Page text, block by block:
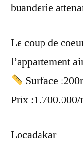
buanderie
Le coup de
l’appartement
Surface
Prix :1.700.000/
Locadakar